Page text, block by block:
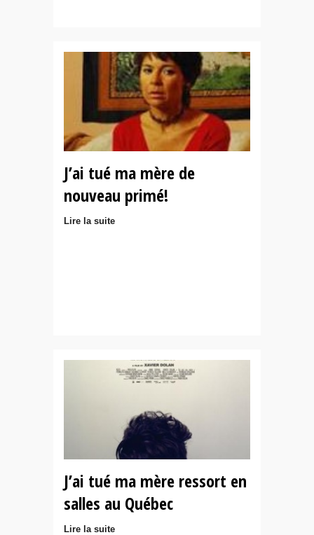
J’ai tué ma mère de
nouveau primé!
Lire la suite
J’ai tué ma mère ressort en
salles au Québec
Lire la suite